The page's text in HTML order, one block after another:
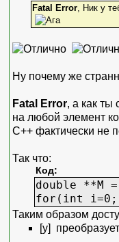
}
template
class Matrix
public:
Fatal Error, Ник у
Ну почему же
Fatal Error, а как ты
на любой элемент
С++ фактически не
Так что:
Код:
double **M
for(int i=0;
Таким образом
[y]